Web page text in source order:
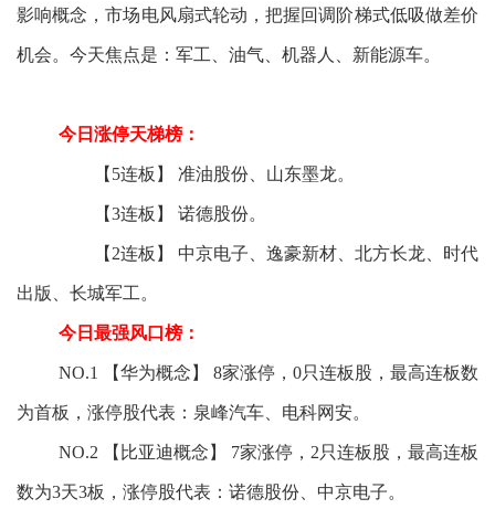
影响概念，市场电风扇式轮动，把握回调阶梯式低吸做差价
机会。今天焦点是：军工、油气、机器人、新能源车。
今日涨停天梯榜：
【5连板】 准油股份、山东墨龙。
【3连板】 诺德股份。
【2连板】 中京电子、逸豪新材、北方长龙、时代
出版、长城军工。
今日最强风口榜：
NO.1 【华为概念】 8家涨停，0只连板股，最高连板数
为首板，涨停股代表：泉峰汽车、电科网安。
NO.2 【比亚迪概念】 7家涨停，2只连板股，最高连板
数为3天3板，涨停股代表：诺德股份、中京电子。